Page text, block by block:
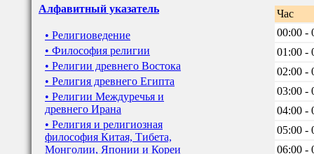
Алфавитный указатель
• Религиоведение
• Философия религии
• Религии древнего Востока
• Религия древнего Египта
• Религии Междуречья и
древнего Ирана
• Религия и религиозная
философия Китая, Тибета,
Монголии, Японии и Кореи
Час
00:00 -
01:00 -
02:00 -
03:00 -
04:00 -
05:00 -
06:00 -